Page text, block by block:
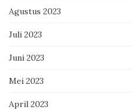
Agustus 2023
Juli 2023
Juni 2023
Mei 2023
April 2023